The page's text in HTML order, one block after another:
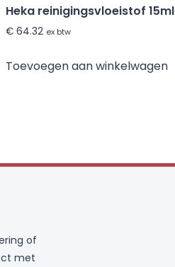
Heka reinigingsvloeistof 15ml
€ 64.32 ex btw
Toevoegen aan winkelwagen
of
met